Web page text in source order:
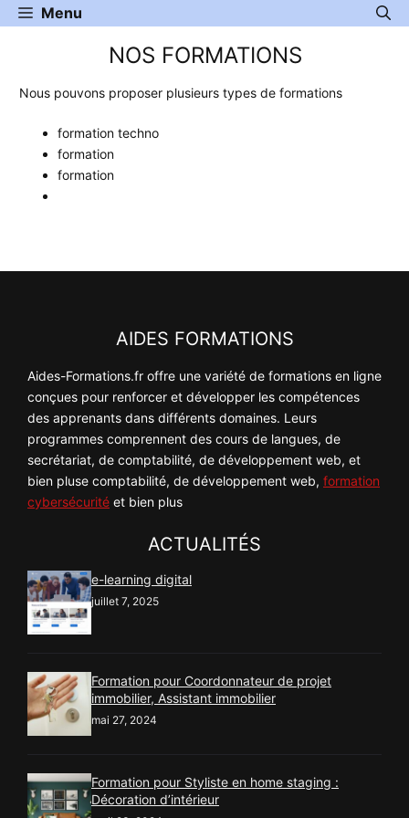
Aller
au
Menu
NOS FORMATIONS
Nous pouvons proposer plusieurs types de formations
formation techno
formation
formation
AIDES FORMATIONS
Aides-Formations.fr offre une variété de formations en ligne
conçues pour renforcer et développer les compétences
des apprenants dans différents domaines. Leurs
programmes comprennent des cours de langues, de
secrétariat, de comptabilité, de développement web, et
bien pluse comptabilité, de développement web, formation
cybersécurité et bien plus
ACTUALITÉS
e-learning digital
juillet 7, 2025
Formation pour Coordonnateur de projet
immobilier, Assistant immobilier
mai 27, 2024
Formation pour Styliste en home staging :
Décoration d’intérieur